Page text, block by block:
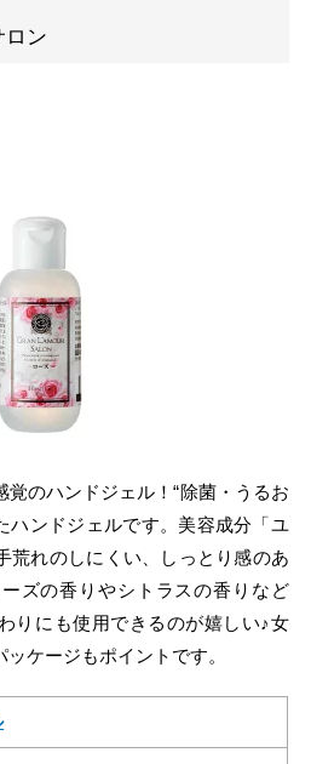
ロン
のハンドジェル！“除菌・うるお
ハンドジェルです。美容成分「ユ
荒れのしにくい、しっとり感のあ
ズの香りやシトラスの香りなど
りにも使用できるのが嬉しい♪女
ケージもポイントです。